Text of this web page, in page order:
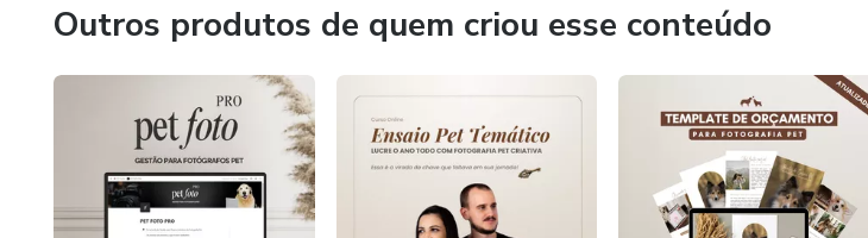
Outros produtos de quem criou esse conteúdo